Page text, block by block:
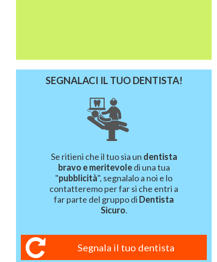
SEGNALACI IL TUO DENTISTA!
Se ritieni che il tuo sia un dentista
bravo e meritevoledi una tua
"pubblicità", segnalalo a noi e lo
contatteremo per far si che entri a
far parte del gruppo di Dentista
Sicuro.
Segnala il tuo dentista